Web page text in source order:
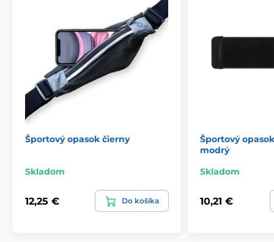
Športový opasok čierny
Skladom
12,25 € Do košíka
Športový
modrý
Skladom
10,21 €